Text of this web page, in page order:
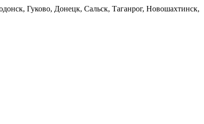
Гуково, Донецк, Сальск, Таганрог, Новошахтинск,